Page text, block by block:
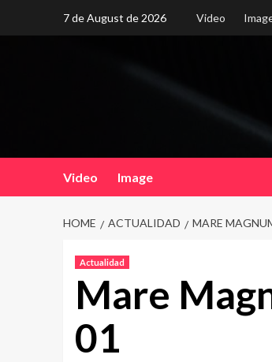
7 de August de 2026 Video
Video Image
HOME ACTUALIDAD MARE
Actualidad
Mare
01